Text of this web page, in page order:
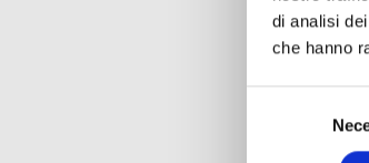
di analisi
che hanno